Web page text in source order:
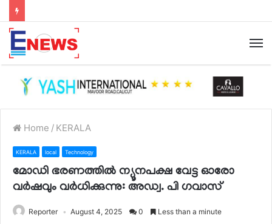
Home / KERALA
KERALA local Technology
മോഡി ഭരണത്തിൽ ന്യൂനപക്ഷ വേട്ട ഓരോ
വർഷവും വർധിക്കുന്നു: അഡ്വ. പി ഗവാസ്
Reporter August 4, 2025 0 Less than a minute